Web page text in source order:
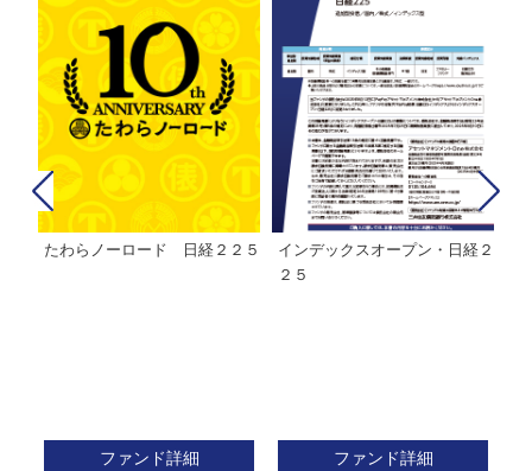
たわらノーロード 日経２２５
ファンド詳細
インデックスオープン・日経２
２５
ファンド詳細